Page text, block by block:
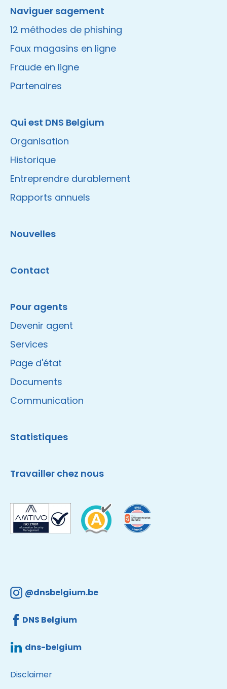
Naviguer sagement
12 méthodes de phishing
Faux magasins en ligne
Fraude en ligne
Partenaires
Qui est DNS Belgium
Organisation
Historique
Entreprendre durablement
Rapports annuels
Nouvelles
Contact
Pour agents
Devenir agent
Services
Page d'état
Documents
Communication
Statistiques
Travailler chez nous
@dnsbelgium.be
DNS Belgium
dns-belgium
Disclaimer